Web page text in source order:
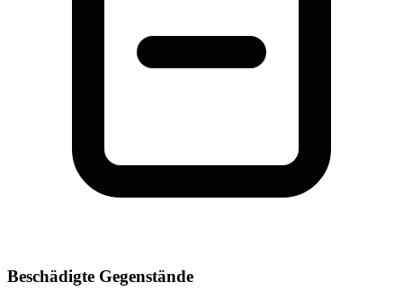
Beschädigte Gegenstände